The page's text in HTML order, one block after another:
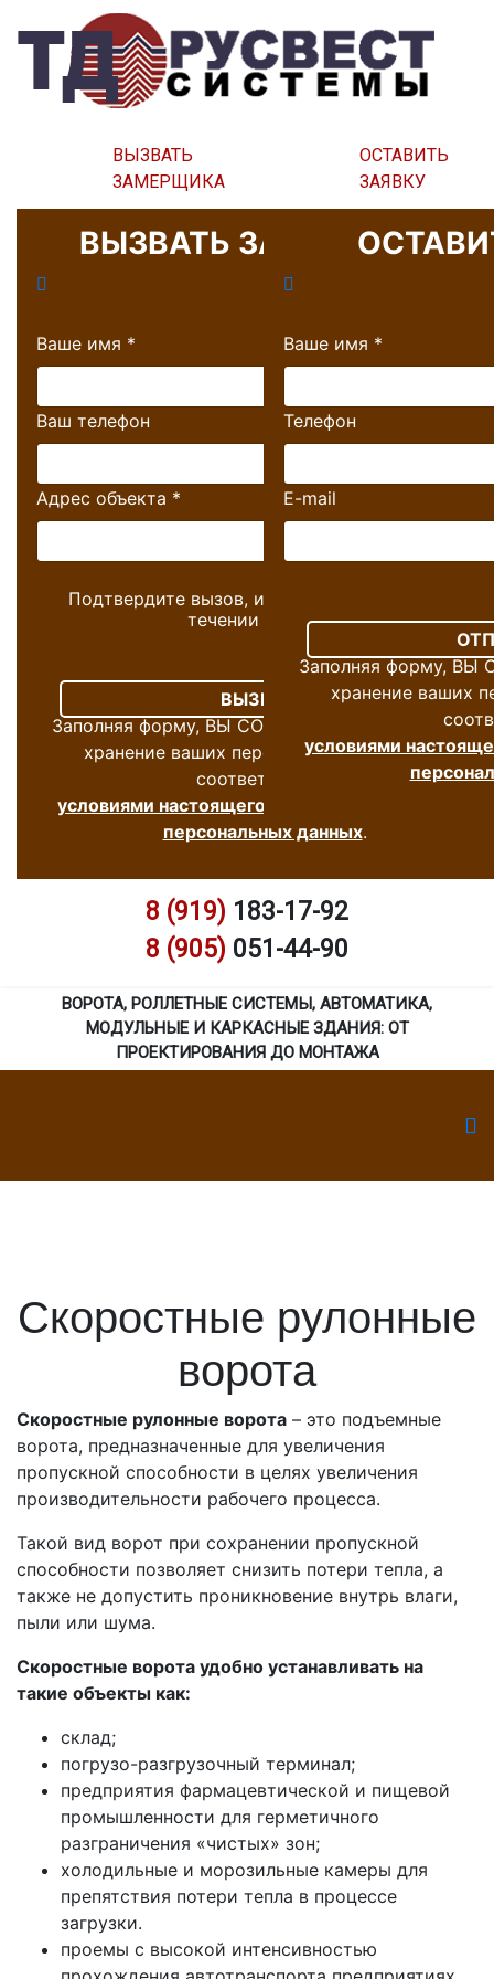
ВЫЗВАТЬ
ЗАМЕРЩИКА
ВЫЗВАТЬ ЗАМЕРЩИКА
Ваше имя *
Ваш телефон
Адрес объекта *
Подтвердите вызов, и мы перезвоним Вам в
течении 10 минут
Заполняя форму, ВЫ СОГЛАСНЫ на обработку и
хранение ваших персональных данных, в
соответствии с
условиями настоящего согласия на обработку
персональных данных.
ОСТАВИТЬ
ЗАЯВКУ
Ваше имя *
Телефон
E-mail
Заполняя форму, ВЫ
хранение ваших
условиями
8 (919) 183-17-92
8 (905) 051-44-90
ВОРОТА, РОЛЛЕТНЫЕ СИСТЕМЫ, АВТОМАТИКА,
МОДУЛЬНЫЕ И КАРКАСНЫЕ ЗДАНИЯ: ОТ
ПРОЕКТИРОВАНИЯ ДО МОНТАЖА
Скоростные рулонные
ворота
Скоростные рулонные ворота – это подъемные
ворота, предназначенные для увеличения
пропускной способности в целях увеличения
производительности рабочего процесса.
Такой вид ворот при сохранении пропускной
способности позволяет снизить потери тепла, а
также не допустить проникновение внутрь влаги,
пыли или шума.
Скоростные ворота удобно устанавливать на
такие объекты как:
склад;
погрузо-разгрузочный терминал;
предприятия фармацевтической и пищевой
промышленности для герметичного
разграничения «чистых» зон;
холодильные и морозильные камеры для
препятствия потери тепла в процессе
загрузки.
проемы с высокой интенсивностью